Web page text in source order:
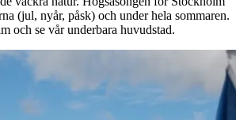
(jul, nyår, påsk) och under hela sommaren.
och se vår underbara huvudstad.